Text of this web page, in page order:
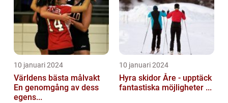
10 januari 2024
Världens bästa målvakt
En genomgång av dess
egens...
10 januari 2024
Hyra skidor Åre - upptäck
fantastiska möjligheter ...